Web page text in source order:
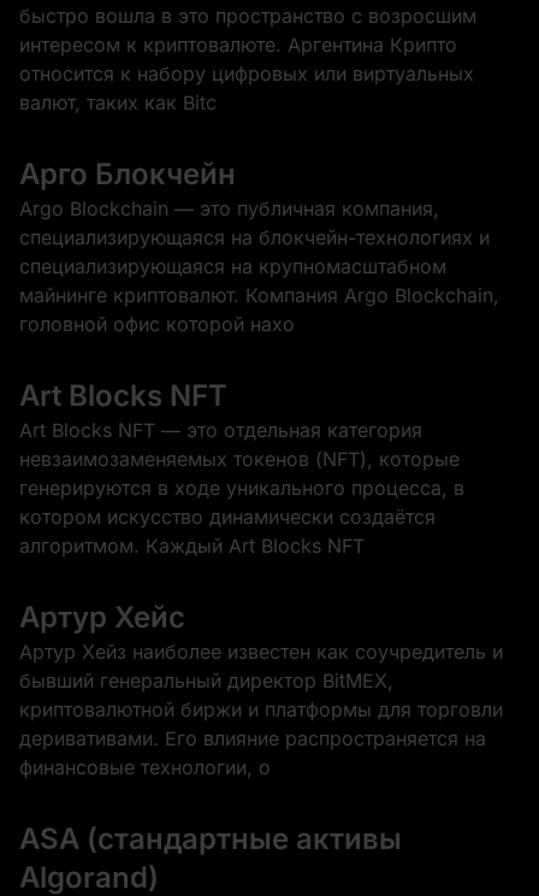
быстро вошла в это пространство с возросшим
интересом к криптовалюте. Аргентина Крипто
относится к набору цифровых или виртуальных
валют, таких как Bitc
Арго Блокчейн
Argo Blockchain — это публичная компания,
специализирующаяся на блокчейн-технологиях и
специализирующаяся на крупномасштабном
майнинге криптовалют. Компания Argo Blockchain,
головной офис которой нахо
Art Blocks NFT
Art Blocks NFT — это отдельная категория
невзаимозаменяемых токенов (NFT), которые
генерируются в ходе уникального процесса, в
котором искусство динамически создаётся
алгоритмом. Каждый Art Blocks NFT
Артур Хейс
Артур Хейз наиболее известен как соучредитель и
бывший генеральный директор BitMEX,
криптовалютной биржи и платформы для торговли
деривативами. Его влияние распространяется на
финансовые технологии, о
ASA (стандартные активы
Algorand)